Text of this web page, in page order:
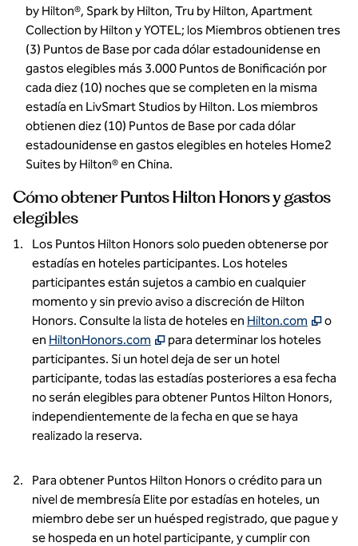
by Hilton®, Spark by Hilton, Tru by Hilton, Apartment
Collection by Hilton y YOTEL; los Miembros obtienen tres
(3) Puntos de Base por cada dólar estadounidense en
gastos elegibles más 3.000 Puntos de Bonificación por
cada diez (10) noches que se completen en la misma
estadía en LivSmart Studios by Hilton. Los miembros
obtienen diez (10) Puntos de Base por cada dólar
estadounidense en gastos elegibles en hoteles Home2
Suites by Hilton® en China.
Cómo obtener Puntos Hilton Honors y gastos
elegibles
Los Puntos Hilton Honors solo pueden obtenerse por
estadías en hoteles participantes. Los hoteles
participantes están sujetos a cambio en cualquier
momento y sin previo aviso a discreción de Hilton
Honors. Consulte la lista de hoteles en Hilton.com ,se
o
en HiltonHonors.com ,se abre una nueva ventana
para determinar los hoteles
participantes. Si un hotel deja de ser un hotel
participante, todas las estadías posteriores a esa fecha
no serán elegibles para obtener Puntos Hilton Honors,
independientemente de la fecha en que se haya
realizado la reserva.
Para obtener Puntos Hilton Honors o crédito para un
nivel de membresía Elite por estadías en hoteles, un
miembro debe ser un huésped registrado, que pague y
se hospeda en un hotel participante, y cumplir con